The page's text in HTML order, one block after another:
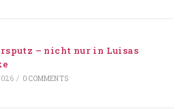
– nicht nur in Luisas
/ 0 COMMENTS